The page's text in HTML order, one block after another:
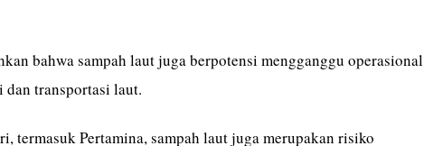
bahwa sampah laut juga berpotensi mengganggu operasional
dan transportasi laut.
termasuk Pertamina, sampah laut juga merupakan risiko